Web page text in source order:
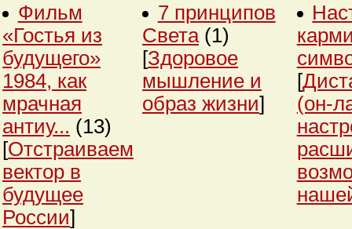
Фильм
«Гостья из
будущего»
1984, как
мрачная
антиу... (13)
[Отстраиваем
вектор в
будущее
России]
7 принципов
Света (1)
[Здоровое
мышление и
образ жизни]
[
(он-